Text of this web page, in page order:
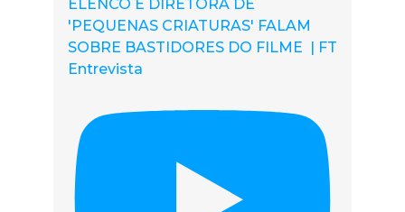
ELENCO E DIRETORA DE
'PEQUENAS CRIATURAS' FALAM
SOBRE BASTIDORES DO FILME | FT
Entrevista